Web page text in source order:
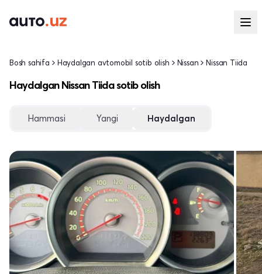
Bosh sahifa Haydalgan avtomobil sotib olish Nissan Nissan Tiida
Haydalgan Nissan Tiida sotib olish
Hammasi Yangi Haydalgan